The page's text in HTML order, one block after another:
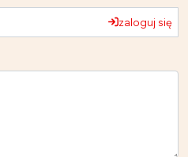
zaloguj się